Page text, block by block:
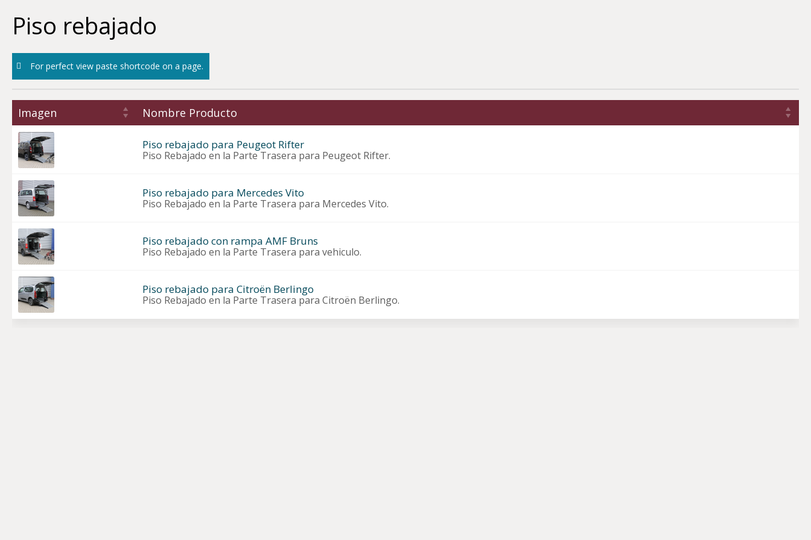
contentPiso rebajado
For perfect view paste shortcode on a page.
Imagen Nombre Producto
Piso rebajado para Peugeot Rifter
Piso Rebajado en la Parte Trasera para Peugeot Rifter.
Piso rebajado para Mercedes Vito
Piso Rebajado en la Parte Trasera para Mercedes Vito.
Piso rebajado con rampa AMF Bruns
Piso Rebajado en la Parte Trasera para vehiculo.
Piso rebajado para Citroën Berlingo
Piso Rebajado en la Parte Trasera para Citroën Berlingo.